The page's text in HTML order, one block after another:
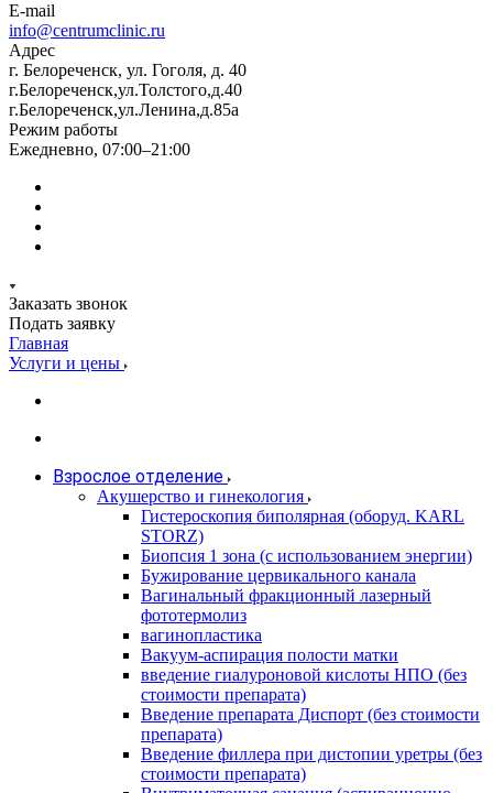
E-mail
info@centrumclinic.ru
Адрес
г. Белореченск, ул. Гоголя, д. 40
г.Белореченск,ул.Толстого,д.40
г.Белореченск,ул.Ленина,д.85а
Режим работы
Ежедневно, 07:00–21:00
Заказать звонок
Подать заявку
Главная
Услуги и цены
Взрослое отделение
Акушерство и гинекология
Гистероскопия биполярная (оборуд. KARL
STORZ)
Биопсия 1 зона (с использованием энергии)
Бужирование цервикального канала
Вагинальный фракционный лазерный
фототермолиз
вагинопластика
Вакуум-аспирация полости матки
введение гиалуроновой кислоты НПО (без
стоимости препарата)
Введение препарата Диспорт (без стоимости
препарата)
Введение филлера при дистопии уретры (без
стоимости препарата)